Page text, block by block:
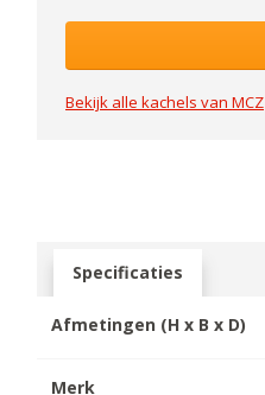
Bekijk alle kachels vanMCZ
Specificaties
Afmetingen (H x B x D)
Merk